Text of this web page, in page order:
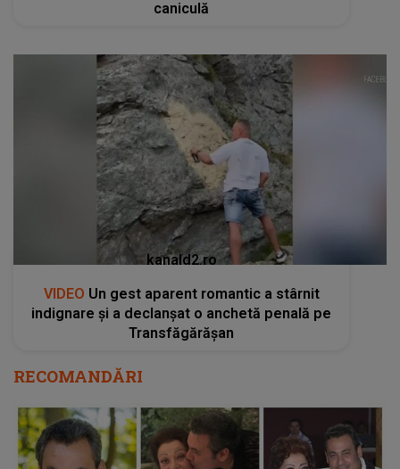
caniculă
kanald2.ro
VIDEO Un gest aparent romantic a stârnit
indignare și a declanșat o anchetă penală pe
Transfăgărășan
RECOMANDĂRI